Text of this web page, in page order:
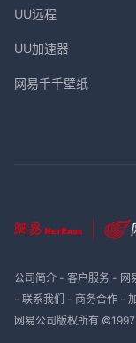
UU远程
UU加速器
网易千千壁纸
公司简介- 客户服务- 网
- 联系我们 - 商务合作-
网易公司版权所有